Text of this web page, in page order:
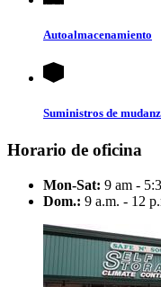
Autoalmacenamiento
Suministros de
Horario de oficina
Mon-Sat: 9 am -
Dom.: 9 a.m. - 12